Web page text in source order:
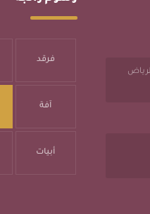
فرقد
آفة
أبيات